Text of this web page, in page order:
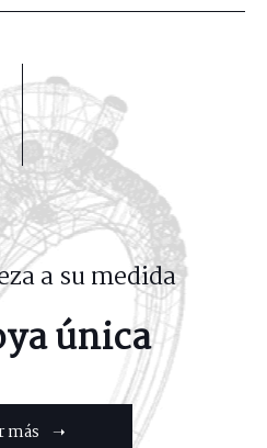
a su medida
única
más ➝